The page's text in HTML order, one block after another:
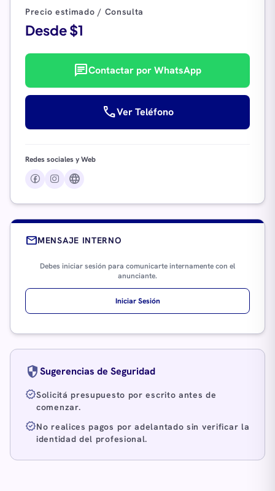
Precio estimado / Consulta
Desde $1
chatContactar por WhatsApp
callVer Teléfono
Redes sociales y Web
language
mailMENSAJE INTERNO
Debes iniciar sesión para comunicarte internamente con el
anunciante.
Iniciar Sesión
securitySugerencias de Seguridad
verifiedSolicitá presupuesto por escrito antes de
comenzar.
verifiedNo realices pagos por adelantado sin verificar la
identidad del profesional.